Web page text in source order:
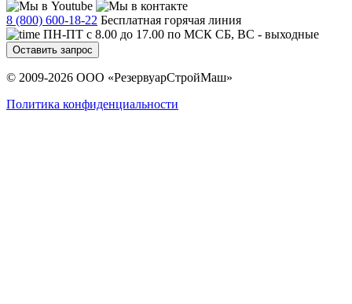
8 (800) 600-18-22 Бесплатная горячая линия
ПН-ПТ с 8.00 до 17.00 по МСК СБ, ВС - выходные
Оставить запрос
© 2009-2026 ООО «РезервуарСтройМаш»
Политика конфиденциальности